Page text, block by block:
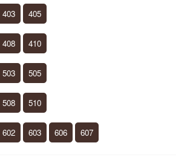
403 405
408 410
503 505
508 510
602 603 606 607